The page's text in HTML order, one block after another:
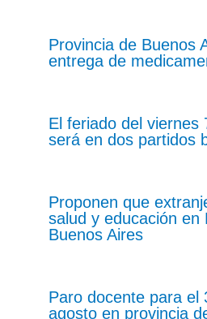
Provincia de Buenos
entrega de
El feriado del viernes
será en dos partidos
Proponen que
salud y educación en
Buenos Aires
Paro docente para el
agosto en provincia